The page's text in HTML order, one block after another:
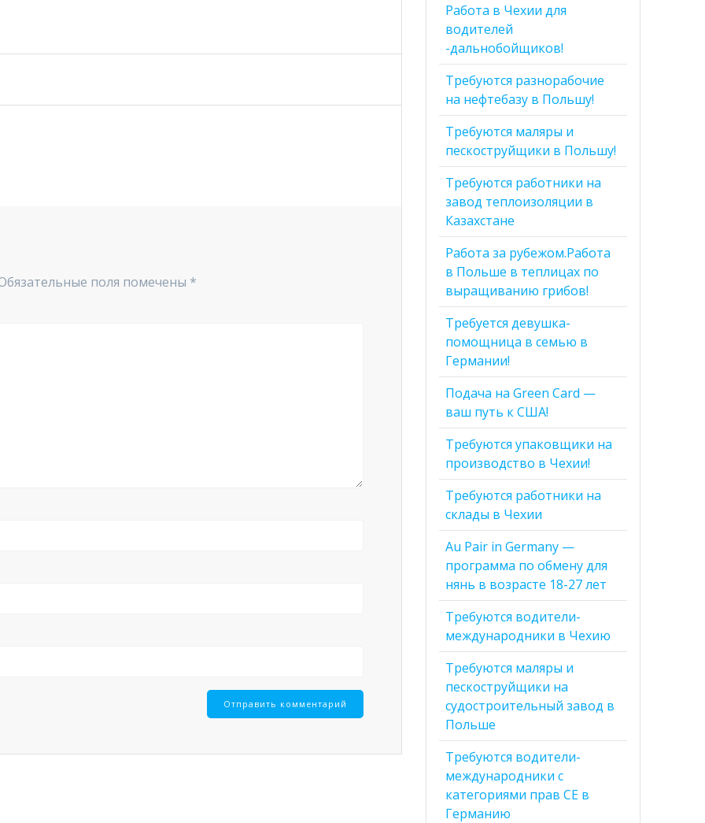
поля помечены *
Работа в Чехии для
водителей
-дальнобойщиков!
Требуются разнорабочие
на нефтебазу в Польшу!
Требуются маляры и
пескоструйщики в Польшу!
Требуются работники на
завод теплоизоляции в
Казахстане
Работа за рубежом.Работа
в Польше в теплицах по
выращиванию грибов!
Требуется девушка-
помощница в семью в
Германии!
Подача на Green Card —
ваш путь к США!
Требуются упаковщики на
производство в Чехии!
Требуются работники на
склады в Чехии
Au Pair in Germany —
программа по обмену для
нянь в возрасте 18-27 лет
Требуются водители-
международники в Чехию
Требуются маляры и
пескоструйщики на
судостроительный завод в
Польше
Требуются водители-
международники с
категориями прав CE в
Германию